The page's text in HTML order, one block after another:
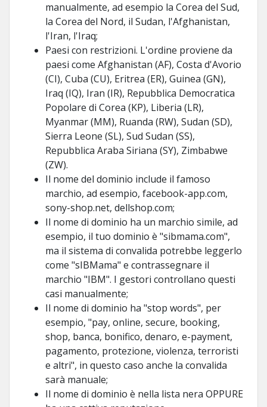
manualmente, ad esempio la Corea del Sud,
la Corea del Nord, il Sudan, l'Afghanistan,
l'Iran, l'Iraq;
Paesi con restrizioni. L'ordine proviene da
paesi come Afghanistan (AF), Costa d'Avorio
(CI), Cuba (CU), Eritrea (ER), Guinea (GN),
Iraq (IQ), Iran (IR), Repubblica Democratica
Popolare di Corea (KP), Liberia (LR),
Myanmar (MM), Ruanda (RW), Sudan (SD),
Sierra Leone (SL), Sud Sudan (SS),
Repubblica Araba Siriana (SY), Zimbabwe
(ZW).
Il nome del dominio include il famoso
marchio, ad esempio, facebook-app.com,
sony-shop.net, dellshop.com;
Il nome di dominio ha un marchio simile, ad
esempio, il tuo dominio è "sibmama.com",
ma il sistema di convalida potrebbe leggerlo
come "sIBMama" e contrassegnare il
marchio "IBM". I gestori controllano questi
casi manualmente;
Il nome di dominio ha "stop words", per
esempio, "pay, online, secure, booking,
shop, banca, bonifico, denaro, e-payment,
pagamento, protezione, violenza, terroristi
e altri", in questo caso anche la convalida
sarà manuale;
Il nome di dominio è nella lista nera OPPURE